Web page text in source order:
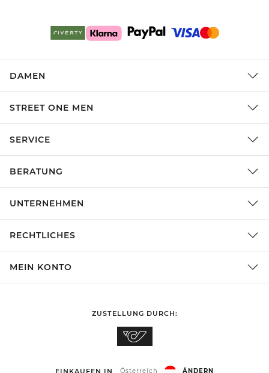
DAMEN
STREET ONE MEN
SERVICE
BERATUNG
UNTERNEHMEN
RECHTLICHES
MEIN KONTO
ZUSTELLUNG DURCH:
EINKAUFEN IN Österreich ÄNDERN